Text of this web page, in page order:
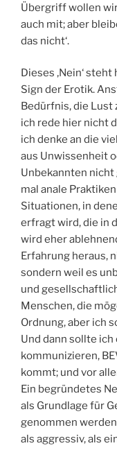
Übergriff wollen
auch mit; aber
das nicht‘.
Dieses ‚Nein‘
Sign der Erotik.
Bedürfnis, die Lust
ich rede hier nicht
ich denke an die
aus Unwissenheit
Unbekannten
mal anale
Situationen, in
erfragt wird, die in
wird eher
Erfahrung heraus,
sondern weil es
und
Menschen, die
Ordnung, aber ich
Und dann sollte
kommunizieren,
kommt; und vor
Ein begründetes
als Grundlage für
genommen
als aggressiv, als